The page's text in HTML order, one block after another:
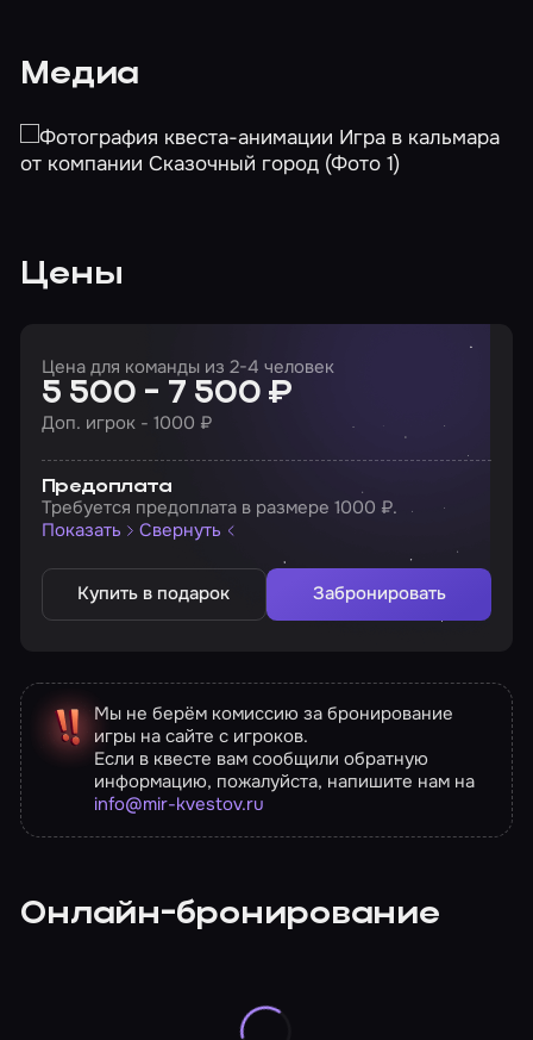
Медиа
Цены
Цена для команды из 2-4 человек
5 500 - 7 500 ₽
Доп. игрок - 1000 ₽
Предоплата
Требуется предоплата в размере 1000 ₽.
Показать
Свернуть
Купить в подарок Забронировать
Мы не берём комиссию за бронирование
игры на сайте с игроков.
Если в квесте вам сообщили обратную
информацию, пожалуйста, напишите нам на
info@mir-kvestov.ru
Онлайн-бронирование